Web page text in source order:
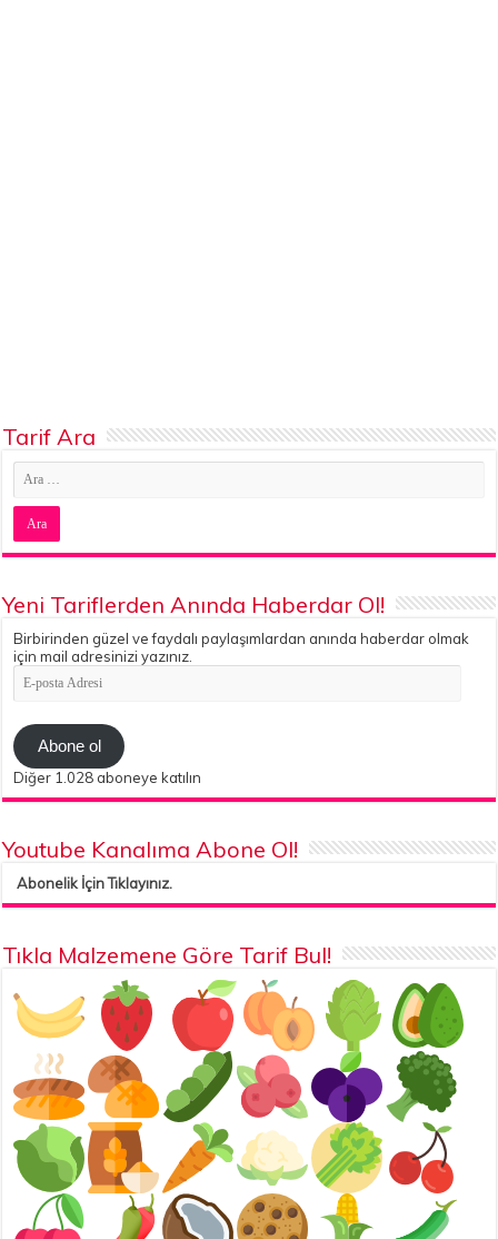
Tarif Ara
Yeni Tariflerden Anında Haberdar Ol!
Birbirinden güzel ve faydalı paylaşımlardan anında haberdar olmak
için mail adresinizi yazınız.
E-
posta
Abone ol
Diğer 1.028 aboneye katılın
Youtube Kanalıma Abone Ol!
Abonelik İçin Tıklayınız.
Tıkla Malzemene Göre Tarif Bul!